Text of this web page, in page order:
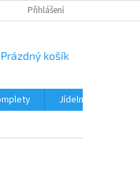
PODMÍNKY OCHRANY
Přihlášení
NÁKUPNÍ
Prázdný košík
Jídelní sety